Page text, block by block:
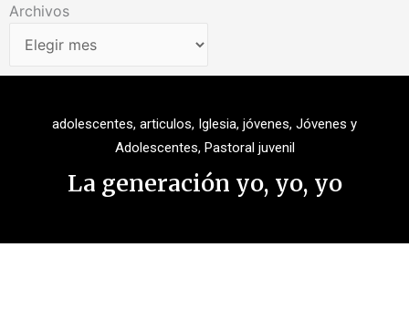
Archivos
Archivos
adolescentes, articulos, Iglesia, jóvenes, Jóvenes y
Adolescentes, Pastoral juvenil
La generación yo, yo, yo